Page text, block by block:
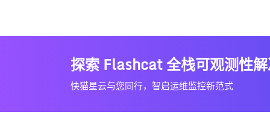
探索 Flashcat 全栈可观测性
快猫星云与您同行，智启运维监控新范式